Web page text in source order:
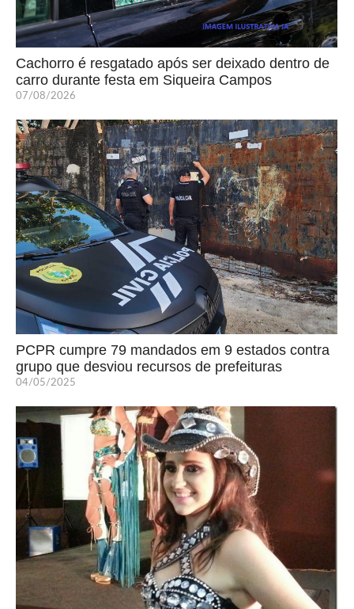
Cachorro é resgatado após ser deixado dentro de
carro durante festa em Siqueira Campos
07/08/2026
PCPR cumpre 79 mandados em 9 estados contra
grupo que desviou recursos de prefeituras
04/05/2025